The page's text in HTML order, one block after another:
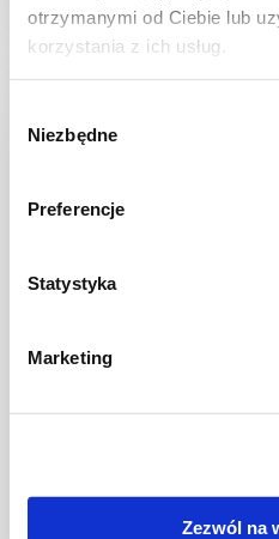
otrzymanymi od Ciebie lub
korzystania z ich usług.
zgody
Niezbędne
Preferencje
Statystyka
Marketing
Zezwól na
Ciasto warstwowe z